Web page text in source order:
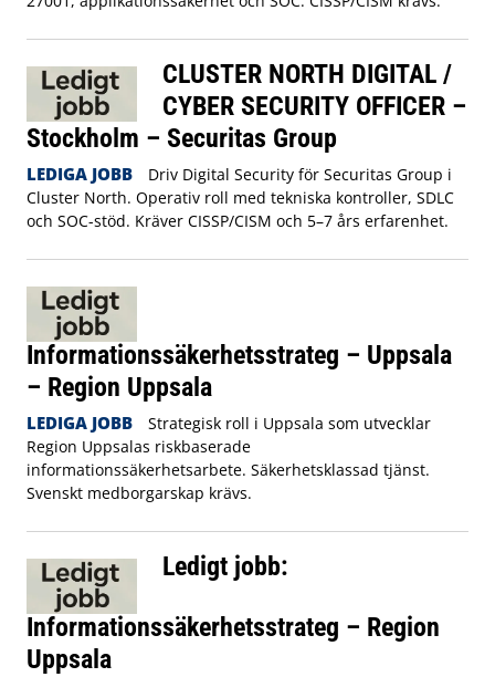
CLUSTER NORTH DIGITAL /
CYBER SECURITY OFFICER –
Stockholm – Securitas Group
LEDIGA JOBB
Driv Digital Security för Securitas Group i
Cluster North. Operativ roll med tekniska kontroller, SDLC
och SOC-stöd. Kräver CISSP/CISM och 5–7 års erfarenhet.
Informationssäkerhetsstrateg – Uppsala
– Region Uppsala
LEDIGA JOBB
Strategisk roll i Uppsala som utvecklar
Region Uppsalas riskbaserade
informationssäkerhetsarbete. Säkerhetsklassad tjänst.
Svenskt medborgarskap krävs.
Ledigt jobb:
Informationssäkerhetsstrateg – Region
Uppsala